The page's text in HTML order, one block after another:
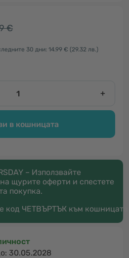
€
30 дни: 14.99 € (29.32 лв.)
+
в кошницата
– Използвайте
щурите оферти и спестете
покупка.
код ЧЕТВЪРТЪК към кошницата
30.05.2028